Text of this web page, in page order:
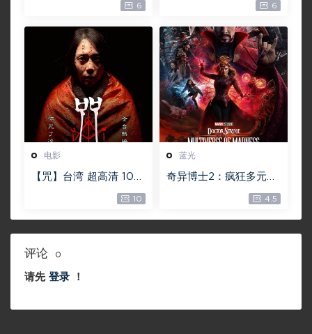
20.4GB [115网盘下载]
6
GB ISO【115网盘专用
下载】
6
电影
【咒】台湾 超高清 108
网目前最清晰版本】
10
蓝光
奇异博士2：疯狂多元宇
Doctor Strange in th
e Multiverse of Madn
ess 60GB
4.5
评论 0
请先 登录 ！